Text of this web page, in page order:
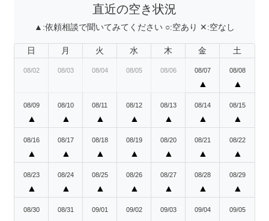
直近の空き状況
▲:依頼相談で聞いてみてください ○:空あり ✕:空なし
日 月 火 水 木 金 土
08/02 08/03 08/04 08/05 08/06 08/07
▲
08/08
▲
08/09
▲
08/10
▲
08/11
▲
08/12
▲
08/13
▲
08/14
▲
08/15
▲
08/16
▲
08/17
▲
08/18
▲
08/19
▲
08/20
▲
08/21
▲
08/22
▲
08/23
▲
08/24
▲
08/25
▲
08/26
▲
08/27
▲
08/28
▲
08/29
▲
08/30 08/31 09/01 09/02 09/03 09/04 09/05